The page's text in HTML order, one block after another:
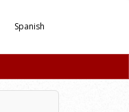
Spanish